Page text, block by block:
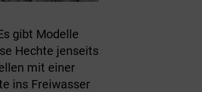
gibt Modelle
Hechte jenseits
mit einer
ins Freiwasser